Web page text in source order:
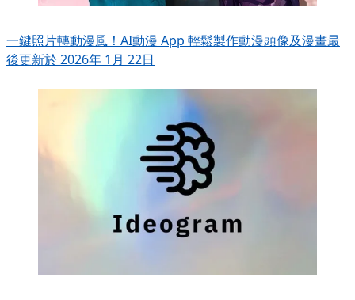
一鍵照片轉動漫風！AI動漫 App 輕鬆製作動漫頭像及漫畫最
後更新於 2026年 1月 22日